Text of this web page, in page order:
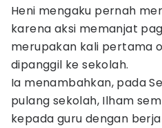
Heni mengaku pernah
karena aksi memanjat
merupakan kali pertama
dipanggil ke sekolah.
Ia menambahkan, pada
pulang sekolah, Ilham
kepada guru dengan